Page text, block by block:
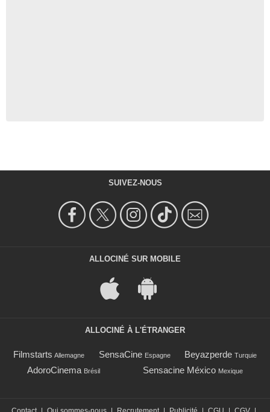
SUIVEZ-NOUS
ALLOCINÉ SUR MOBILE
ALLOCINÉ À L'ÉTRANGER
Filmstarts Allemagne SensaCine Espagne Beyazperde Turquie
AdoroCinema Brésil Sensacine México Mexique